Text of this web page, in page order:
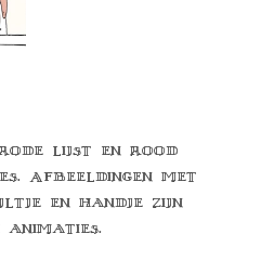
rode lijst en rood
Afbeeldingen met
en handje zijn